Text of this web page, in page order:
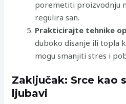
poremetiti proizvodnju
regulira san.
Prakticirajte tehnike
duboko disanje ili topla
mogu smanjiti stres i
Zaključak: Srce kao
ljubavi